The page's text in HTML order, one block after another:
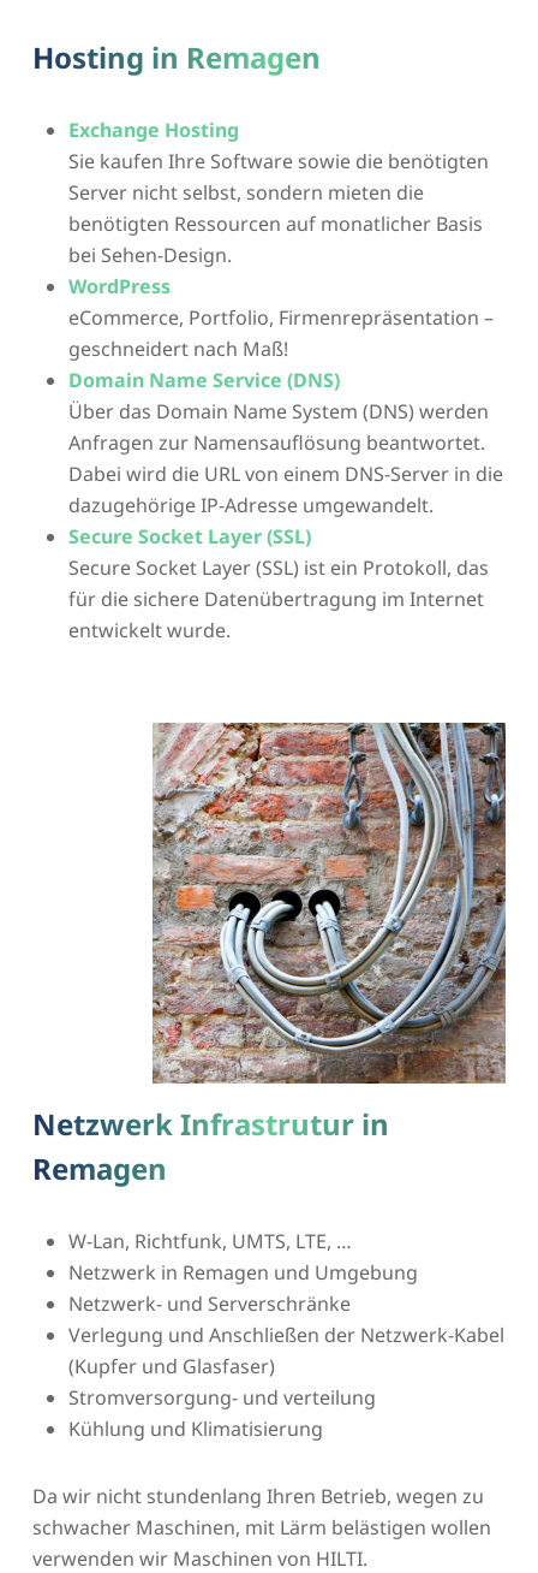
Hosting in Remagen
Exchange Hosting
Sie kaufen Ihre Software sowie die benötigten
Server nicht selbst, sondern mieten die
benötigten Ressourcen auf monatlicher Basis
bei Sehen-Design.
WordPress
eCommerce, Portfolio, Firmenrepräsentation –
geschneidert nach Maß!
Domain Name Service (DNS)
Über das Domain Name System (DNS) werden
Anfragen zur Namensauflösung beantwortet.
Dabei wird die URL von einem DNS-Server in die
dazugehörige IP-Adresse umgewandelt.
Secure Socket Layer (SSL)
Secure Socket Layer (SSL) ist ein Protokoll, das
für die sichere Datenübertragung im Internet
entwickelt wurde.
Netzwerk Infrastrutur in
Remagen
W-Lan, Richtfunk, UMTS, LTE, …
Netzwerk in Remagen und Umgebung
Netzwerk- und Serverschränke
Verlegung und Anschließen der Netzwerk-Kabel
(Kupfer und Glasfaser)
Stromversorgung- und verteilung
Kühlung und Klimatisierung
Da wir nicht stundenlang Ihren Betrieb, wegen zu
schwacher Maschinen, mit Lärm belästigen wollen
verwenden wir Maschinen von HILTI.